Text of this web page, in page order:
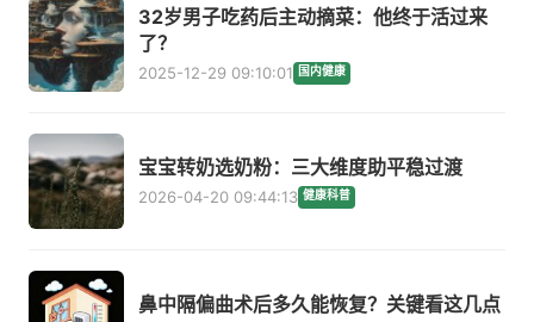
32岁男子吃药后主动摘菜：他终于活过来
了？
2025-12-29 09:10:01 国内健康
宝宝转奶选奶粉：三大维度助平稳过渡
2026-04-20 09:44:13 健康科普
鼻中隔偏曲术后多久能恢复？关键看这几点